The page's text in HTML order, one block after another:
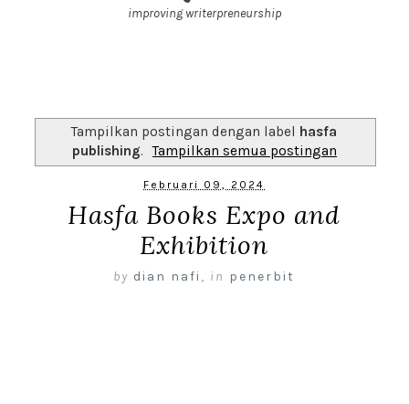
improving writerpreneurship
Tampilkan postingan dengan label hasfa
publishing. Tampilkan semua postingan
Februari 09, 2024
Hasfa Books Expo and
Exhibition
by dian nafi , in penerbit